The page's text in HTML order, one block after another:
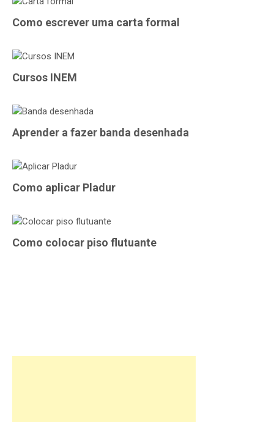
Como escrever uma carta formal
Cursos INEM
Aprender a fazer banda desenhada
Como aplicar Pladur
Como colocar piso flutuante